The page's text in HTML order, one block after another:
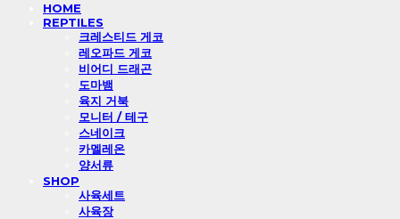
HOME
REPTILES
크레스티드 게코
레오파드 게코
비어디 드래곤
도마뱀
육지 거북
모니터 / 테구
스네이크
카멜레온
양서류
SHOP
사육세트
사육장